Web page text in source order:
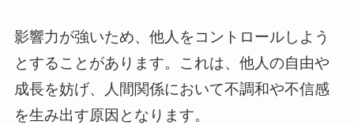
影響力が強いため、他人をコントロールしよう
とすることがあります。これは、他人の自由や
成長を妨げ、人間関係において不調和や不信感
を生み出す原因となります。